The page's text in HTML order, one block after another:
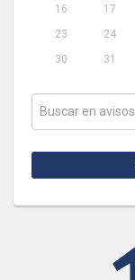
16
17
23
24
30
31